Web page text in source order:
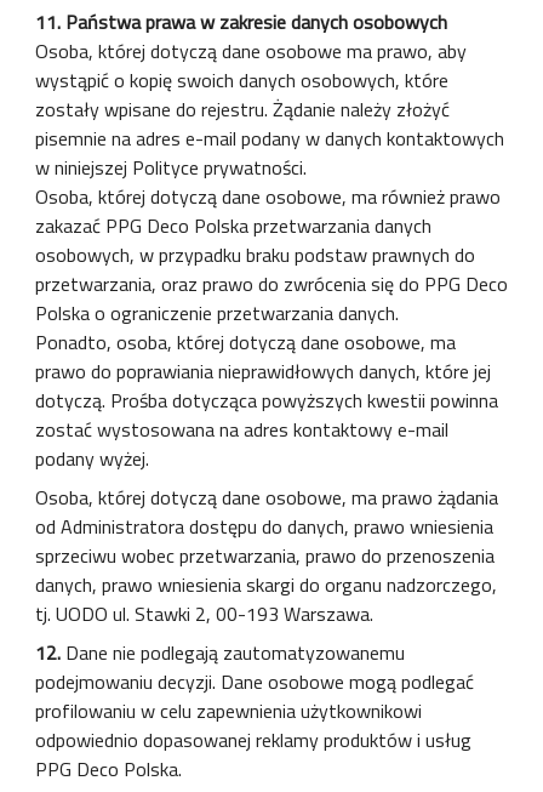
11. Państwa prawa w zakresie danych osobowych
Osoba, której dotyczą dane osobowe ma prawo, aby
wystąpić o kopię swoich danych osobowych, które
zostały wpisane do rejestru. Żądanie należy złożyć
pisemnie na adres e-mail podany w danych kontaktowych
w niniejszej Polityce prywatności.
Osoba, której dotyczą dane osobowe, ma również prawo
zakazać PPG Deco Polska przetwarzania danych
osobowych, w przypadku braku podstaw prawnych do
przetwarzania, oraz prawo do zwrócenia się do PPG Deco
Polska o ograniczenie przetwarzania danych.
Ponadto, osoba, której dotyczą dane osobowe, ma
prawo do poprawiania nieprawidłowych danych, które jej
dotyczą. Prośba dotycząca powyższych kwestii powinna
zostać wystosowana na adres kontaktowy e-mail
podany wyżej.
Osoba, której dotyczą dane osobowe, ma prawo żądania
od Administratora dostępu do danych, prawo wniesienia
sprzeciwu wobec przetwarzania, prawo do przenoszenia
danych, prawo wniesienia skargi do organu nadzorczego,
tj. UODO ul. Stawki 2, 00-193 Warszawa.
12.Dane nie podlegają zautomatyzowanemu
podejmowaniu decyzji. Dane osobowe mogą podlegać
profilowaniu w celu zapewnienia użytkownikowi
odpowiednio dopasowanej reklamy produktów i usług
PPG Deco Polska.